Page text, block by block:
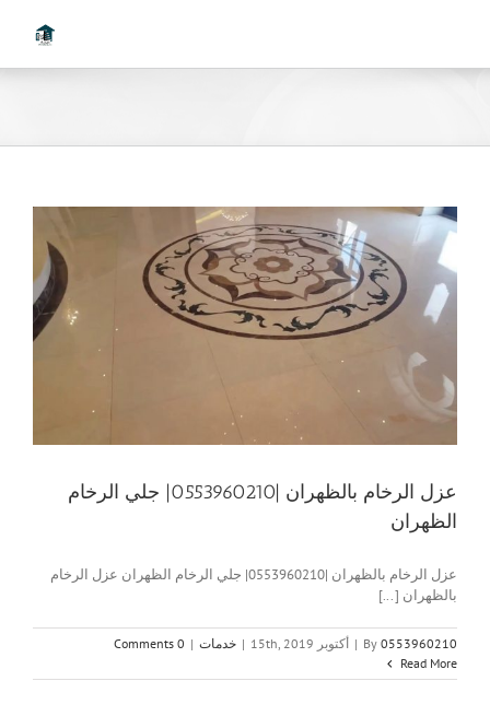
عزل الرخام بالظهران |0553960210| جلي الرخام
الظهران
عزل الرخام بالظهران |0553960210| جلي الرخام الظهران عزل الرخام
بالظهران [...]
By 0553960210
| أكتوبر 15th, 2019 | خدمات |
0 Comments
Read More